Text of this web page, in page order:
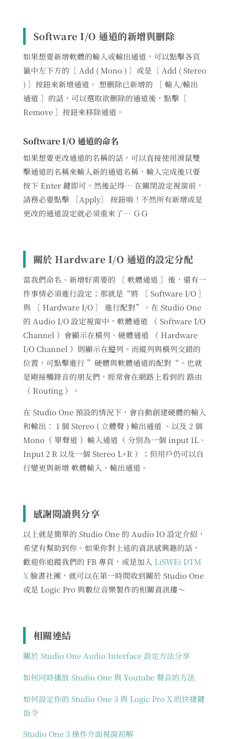
Software I/O 通道的新增與刪除
如果想要新增軟體的輸入或輸出通道，可以點擊各頁
籤中左下方的［ Add ( Mono ) ］或是［ Add ( Stereo
) ］按鈕來新增通道。 想刪除已新增的 ［ 輸入/輸出
通道 ］的話，可以選取欲刪除的通道後，點擊［
Remove ］按鈕來移除通道。
Software I/O 通道的命名
如果想要更改通道的名稱的話，可以直接使用滑鼠雙
擊通道的名稱來輸入新的通道名稱，輸入完成後只要
按下 Enter 鍵即可。然後記得… 在關閉設定視窗前，
請務必要點擊 ［Apply］ 按鈕唷！不然所有新增或是
更改的通道設定就必須重來了… ＧＧ
關於 Hardware I/O 通道的設定分配
當我們命名、新增好需要的 ［ 軟體通道 ］後，還有一
件事情必須進行設定；那就是“將 ［ Software I/O ］
與 ［ Hardware I/O ］ 進行配對”。在 Studio One
的 Audio I/O 設定視窗中，軟體通道 （ Software I/O
Channel ）會顯示在橫列、硬體通道 （ Hardware
I/O Channel ）則顯示在縦列。而縱列與橫列交錯的
位置，可點擊進行 ”硬體與軟體通道的配對“。也就
是剛接觸錄音的朋友們，經常會在網路上看到的 路由
（ Routing ）。
在 Studio One 預設的情況下，會自動創建硬體的輸入
和輸出： 1 個 Stereo ( 立體聲 ) 輸出通道 、以及 2 個
Mono（ 單聲道 ）輸入通道（ 分別為一個 input 1L、
Input 2 R 以及一個 Stereo L+R ）；但用戶仍可以自
行變更與新增 軟體輸入、輸出通道。
感謝閱讀與分享
以上就是簡單的 Studio One 的 Audio IO 設定介紹，
希望有幫助到你。如果你對上述的資訊感興趣的話，
歡迎你追蹤我們的 FB 專頁，或是加入 LiSWEi DTM
X 臉書社團，就可以在第一時間收到關於 Studio One
或是 Logic Pro 與數位音樂製作的相關資訊摟～
相關連結
關於 Studio One Audio Interface 設定方法分享
如何同時播放 Studio One 與 Youtube 聲音的方法
如何設定你的 Studio One 3 與 Logic Pro X 的快捷鍵
指令
Studio One 3 操作介面視窗初解